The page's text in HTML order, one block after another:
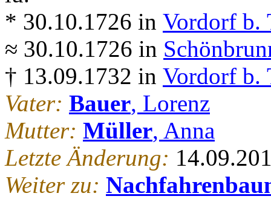
* 30.10.1726 in Vordorf b.
≈ 30.10.1726 in
† 13.09.1732 in Vordorf b.
Vater: Bauer, Lorenz
Mutter: Müller, Anna
Letzte Änderung:
Weiter zu: